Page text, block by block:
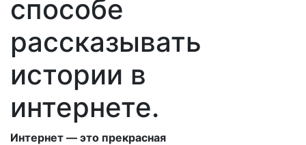
способе
рассказывать
истории в
интернете.
Интернет — это прекрасная